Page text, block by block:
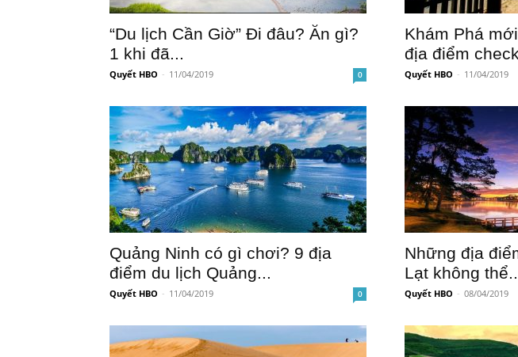
“Du lịch Cần Giờ” Đi đâu? Ăn gì?
1 khi đã...
Quyết HBO - 11/04/2019 0
Khám Phá
địa điểm
Quyết HBO - 11/04/2019
Quảng Ninh có gì chơi? 9 địa
điểm du lịch Quảng...
Quyết HBO - 11/04/2019 0
Những địa
Lạt không
Quyết HBO - 08/04/2019